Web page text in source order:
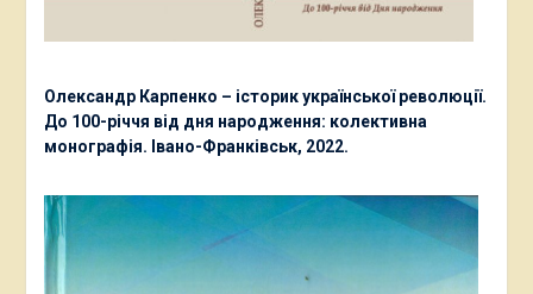
Олександр Карпенко – історик української революції.
До 100-річчя від дня народження: колективна
монографія. Івано-Франківськ, 2022.